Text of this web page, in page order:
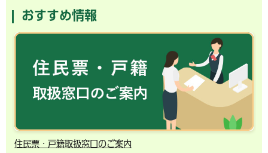
おすすめ情報
住民票・戸籍取扱窓口のご案内